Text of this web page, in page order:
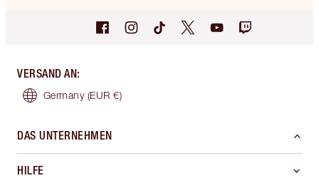
VERSAND AN:
Germany (EUR €)
DAS UNTERNEHMEN
HILFE